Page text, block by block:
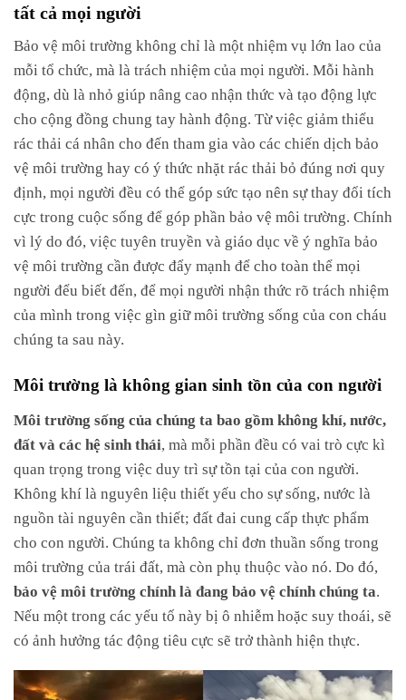
tất cả mọi người
Bảo vệ môi trường không chỉ là một nhiệm vụ lớn lao của
mỗi tổ chức, mà là trách nhiệm của mọi người. Mỗi hành
động, dù là nhỏ giúp nâng cao nhận thức và tạo động lực
cho cộng đồng chung tay hành động. Từ việc giảm thiểu
rác thải cá nhân cho đến tham gia vào các chiến dịch bảo
vệ môi trường hay có ý thức nhặt rác thải bỏ đúng nơi quy
định, mọi người đều có thể góp sức tạo nên sự thay đổi tích
cực trong cuộc sống để góp phần bảo vệ môi trường. Chính
vì lý do đó, việc tuyên truyền và giáo dục về ý nghĩa bảo
vệ môi trường cần được đẩy mạnh để cho toàn thể mọi
người đểu biết đến, để mọi người nhận thức rõ trách nhiệm
của mình trong việc gìn giữ môi trường sống của con cháu
chúng ta sau này.
Môi trường là không gian sinh tồn của con người
Môi trường sống của chúng ta bao gồm không khí, nước,
đất và các hệ sinh thái , mà mỗi phần đều có vai trò cực kì
quan trọng trong việc duy trì sự tồn tại của con người.
Không khí là nguyên liệu thiết yếu cho sự sống, nước là
nguồn tài nguyên cần thiết; đất đai cung cấp thực phẩm
cho con người. Chúng ta không chỉ đơn thuần sống trong
môi trường của trái đất, mà còn phụ thuộc vào nó. Do đó,
bảo vệ môi trường chính là đang bảo vệ chính chúng ta
Nếu một trong các yếu tố này bị ô nhiễm hoặc suy thoái, sẽ
có ảnh hưởng tác động tiêu cực sẽ trở thành hiện thực.